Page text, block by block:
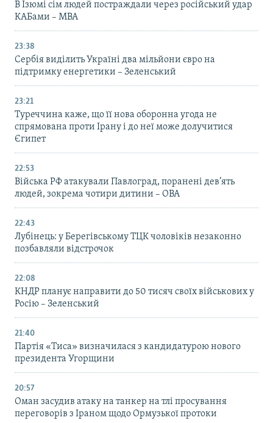
В Ізюмі сім людей постраждали через російський удар
КАБами – МВА
23:38
Сербія виділить Україні два мільйони євро на
підтримку енергетики – Зеленський
23:21
Туреччина каже, що її нова оборонна угода не
спрямована проти Ірану і до неї може долучитися
Єгипет
22:53
Війська РФ атакували Павлоград, поранені дев’ять
людей, зокрема чотири дитини – ОВА
22:43
Лубінець: у Берегівському ТЦК чоловіків незаконно
позбавляли відстрочок
22:08
КНДР планує направити до 50 тисяч своїх військових у
Росію – Зеленський
21:40
Партія «Тиса» визначилася з кандидатурою нового
президента Угорщини
20:57
Оман засудив атаку на танкер на тлі просування
переговорів з Іраном щодо Ормузької протоки